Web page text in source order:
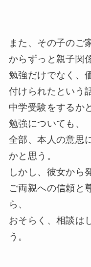
また、その子のご
からずっと親子関
勉強だけでなく、
付けられたという
中学受験をするか
勉強についても、
全部、本人の意思
かと思う。
しかし、彼女から
ご両親への信頼と
ら、
おそらく、相談は
う。